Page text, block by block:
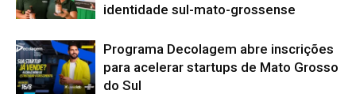
identidade sul-mato-grossense
Programa Decolagem abre inscrições
para acelerar startups de Mato Grosso
do Sul